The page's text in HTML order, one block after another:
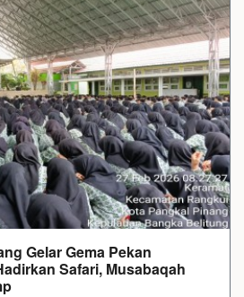
Gelar Gema Pekan
Safari, Musabaqah